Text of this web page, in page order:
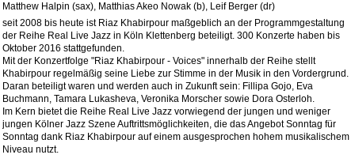
Matthew Halpin (sax), Matthias Akeo Nowak (b), Leif Berger (dr)
seit 2008 bis heute ist Riaz Khabirpour maßgeblich an der Programmgestaltung
der Reihe Real Live Jazz in Köln Klettenberg beteiligt. 300 Konzerte haben bis
Oktober 2016 stattgefunden.
Mit der Konzertfolge "Riaz Khabirpour - Voices" innerhalb der Reihe stellt
Khabirpour regelmäßig seine Liebe zur Stimme in der Musik in den Vordergrund.
Daran beteiligt waren und werden auch in Zukunft sein: Fillipa Gojo, Eva
Buchmann, Tamara Lukasheva, Veronika Morscher sowie Dora Osterloh.
Im Kern bietet die Reihe Real Live Jazz vorwiegend der jungen und weniger
jungen Kölner Jazz Szene Auftrittsmöglichkeiten, die das Angebot Sonntag für
Sonntag dank Riaz Khabirpour auf einem ausgesprochen hohem musikalischem
Niveau nutzt.